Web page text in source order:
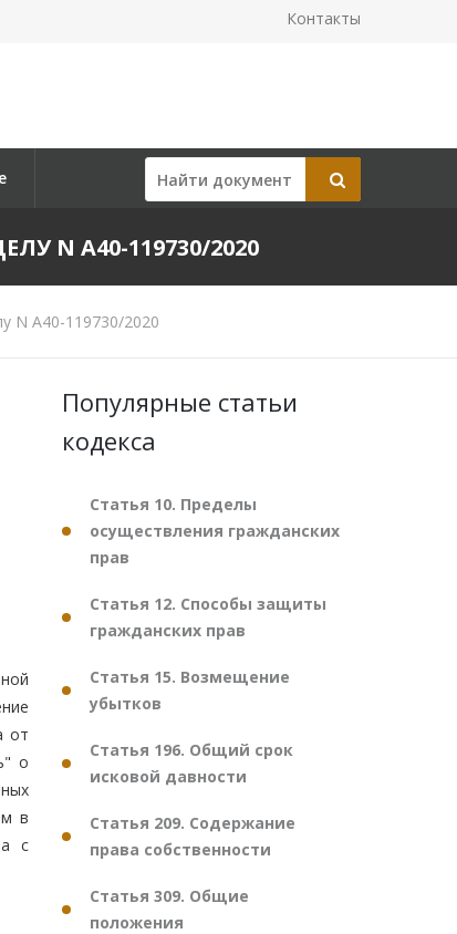
Контакты
N А40-119730/2020
N А40-119730/2020
от
о
в
с
Популярные статьи
кодекса
Статья 10. Пределы
осуществления гражданских
прав
Статья 12. Способы защиты
гражданских прав
Статья 15. Возмещение
убытков
Статья 196. Общий срок
исковой давности
Статья 209. Содержание
права собственности
Статья 309. Общие
положения